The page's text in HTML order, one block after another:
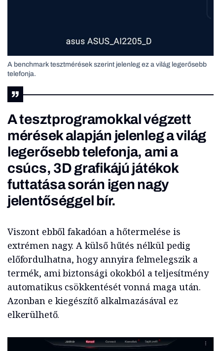
A benchmark tesztmérések szerint jelenleg ez a világ legerősebb
telefonja.
A tesztprogramokkal végzett
mérések alapján jelenleg a világ
legerősebb telefonja, ami a
csúcs, 3D grafikájú játékok
futtatása során igen nagy
jelentőséggel bír.
Viszont ebből fakadóan a hőtermelése is
extrémen nagy. A külső hűtés nélkül pedig
előfordulhatna, hogy annyira felmelegszik a
termék, ami biztonsági okokból a teljesítmény
automatikus csökkentését vonná maga után.
Azonban e kiegészítő alkalmazásával ez
elkerülhető.